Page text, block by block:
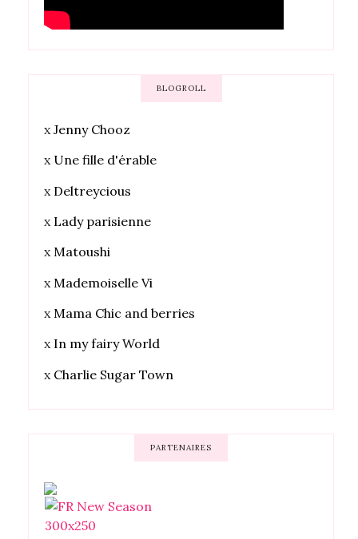
BLOGROLL
x Jenny Chooz
x Une fille d'érable
x Deltreycious
x Lady parisienne
xMatoushi
x Mademoiselle Vi
xMama Chic and berries
x In my fairy World
x Charlie Sugar Town
PARTENAIRES